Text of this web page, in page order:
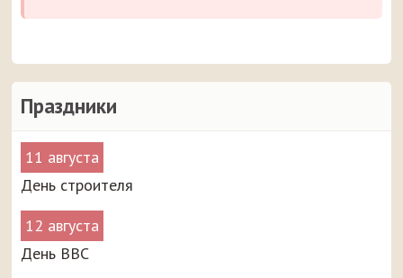
Праздники
11 августа
День строителя
12 августа
День ВВС